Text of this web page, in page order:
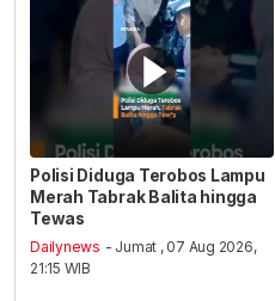
Polisi Diduga Terobos Lampu
Merah Tabrak Balita hingga
Tewas
Dailynews - Jumat , 07 Aug 2026,
21:15 WIB